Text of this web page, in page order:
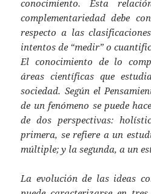
conocimiento. Esta
complementariedad debe
respecto a las
intentos de “medir” o
El conocimiento de lo
áreas científicas que
sociedad. Según el
de un fenómeno se puede
de dos perspectivas:
primera, se refiere a un
múltiple; y la segunda, a un
La evolución de las ideas